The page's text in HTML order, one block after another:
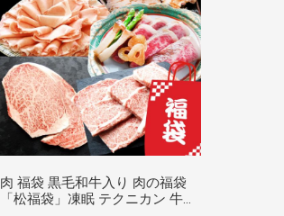
肉 福袋 黒毛和牛入り 肉の福袋
「松福袋」凍眠 テクニカン 牛肉